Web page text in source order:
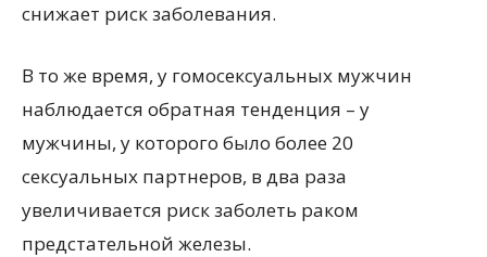
снижает риск заболевания.
В то же время, у гомосексуальных мужчин
наблюдается обратная тенденция – у
мужчины, у которого было более 20
сексуальных партнеров, в два раза
увеличивается риск заболеть раком
предстательной железы.